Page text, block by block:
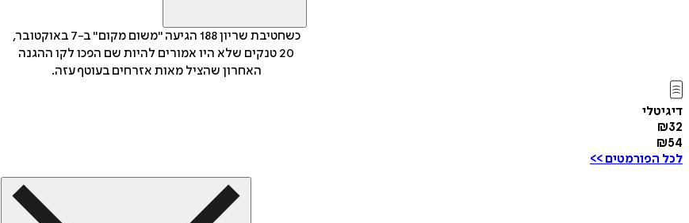
כשחטיבת שריון 188 הגיעה "משום מקום" ב-7 באוקטובר,
20 טנקים שלא היו אמורים להיות שם הפכו לקו ההגנה
האחרון שהציל מאות אזרחים בעוטף עזה.
דיגיטלי
₪32
₪54
לכל הפורמטים >>